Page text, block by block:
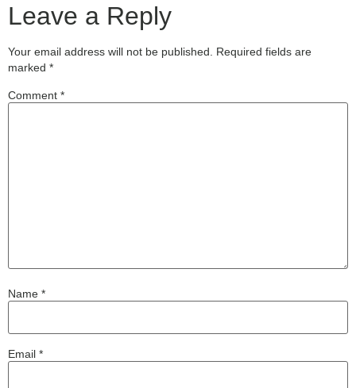
Leave a Reply
Your email address will not be published.
Required fields are
marked *
Comment *
Name *
Email *